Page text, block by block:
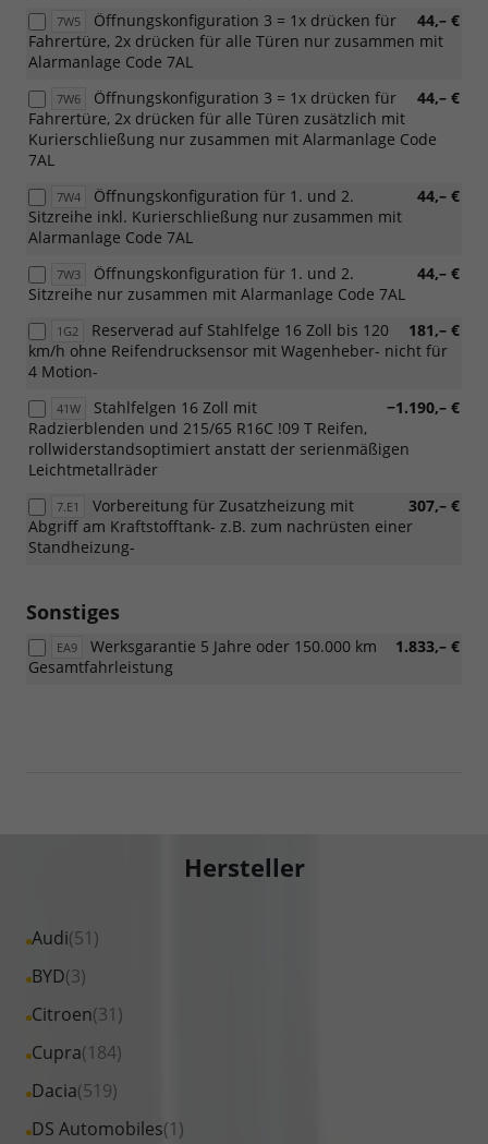
7W5 44,– €
Öffnungskonfiguration 3 = 1x drücken für
Fahrertüre, 2x drücken für alle Türen nur zusammen mit
Alarmanlage Code 7AL
7W6 44,– €
Öffnungskonfiguration 3 = 1x drücken für
Fahrertüre, 2x drücken für alle Türen zusätzlich mit
Kurierschließung nur zusammen mit Alarmanlage Code
7AL
7W4 44,– €
Öffnungskonfiguration für 1. und 2.
Sitzreihe inkl. Kurierschließung nur zusammen mit
Alarmanlage Code 7AL
7W3 44,– €
Öffnungskonfiguration für 1. und 2.
Sitzreihe nur zusammen mit Alarmanlage Code 7AL
1G2 181,– €
Reserverad auf Stahlfelge 16 Zoll bis 120
km/h ohne Reifendrucksensor mit Wagenheber- nicht für
4 Motion-
41W −1.190,– €
Stahlfelgen 16 Zoll mit
Radzierblenden und 215/65 R16C !09 T Reifen,
rollwiderstandsoptimiert anstatt der serienmäßigen
Leichtmetallräder
7.E1 307,– €
Vorbereitung für Zusatzheizung mit
Abgriff am Kraftstofftank- z.B. zum nachrüsten einer
Standheizung-
Sonstiges
EA9 1.833,– €
Werksgarantie 5 Jahre oder 150.000 km
Gesamtfahrleistung
Hersteller
Audi(51)
Alle
Fahrzeuge
Audi
anzeigen
BYD(3)
Alle
Fahrzeuge
BYD
anzeigen
Citroen(31)
Alle
Fahrzeuge
Citroen
anzeigen
Cupra(184)
Alle
Fahrzeuge
Dacia(519)
Alle
Fahrzeuge
DS Automobiles(1)
Alle